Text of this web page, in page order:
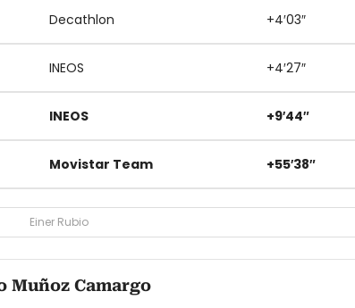
Decathlon +4′03″
INEOS +4′27″
INEOS +9′44″
Movistar Team +55′38″
Einer Rubio
Muñoz Camargo